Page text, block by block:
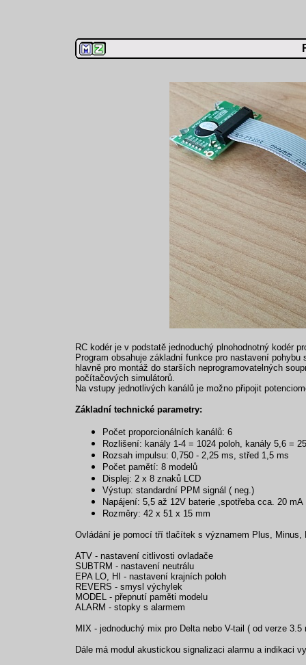
RC kodér je v podstatě jednoduchý plnohodnotný kodér
Program obsahuje základní funkce pro nastavení
hlavně pro montáž do starších neprogramovatelných
počítačových simulátorů.
Na vstupy jednotlivých kanálů je možno připojit
Základní technické parametry:
Počet proporcionálních kanálů: 6
Rozlišení: kanály 1-4 = 1024 poloh, kanály 5,6 =
Rozsah impulsu: 0,750 - 2,25 ms, střed 1,5 ms
Počet pamětí: 8 modelů
Displej: 2 x 8 znaků LCD
Výstup: standardní PPM signál ( neg.)
Napájení: 5,5 až 12V baterie ,spotřeba cca. 20 mA
Rozměry: 42 x 51 x 15 mm
Ovládání je pomocí tří tlačítek s významem Plus, Minus,
ATV - nastavení citlivosti ovladače
SUBTRM - nastavení neutrálu
EPA LO, HI - nastavení krajních poloh
REVERS - smysl výchylek
MODEL - přepnutí paměti modelu
ALARM - stopky s alarmem
MIX - jednoduchý mix pro Delta nebo V-tail ( od verze 3.5
Dále má modul akustickou signalizaci alarmu a indikaci